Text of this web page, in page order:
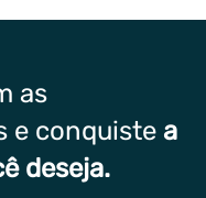
as
e conquiste a
deseja.